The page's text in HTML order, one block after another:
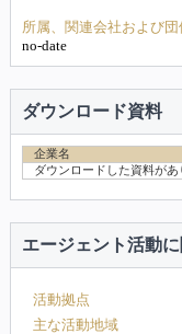
所属、関連会社および団
no-date
ダウンロード資料
企業名
ダウンロードした資料があ
エージェント活動
活動拠点
主な活動地域